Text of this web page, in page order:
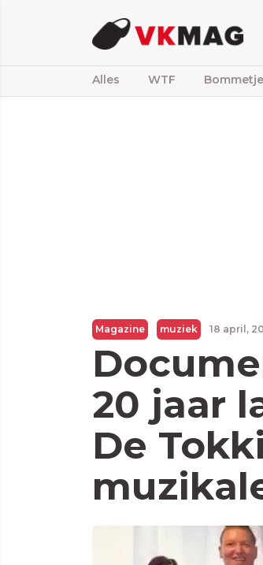
Alles WTF Bommetje
Magazine muziek 18 april,
20 jaar
De